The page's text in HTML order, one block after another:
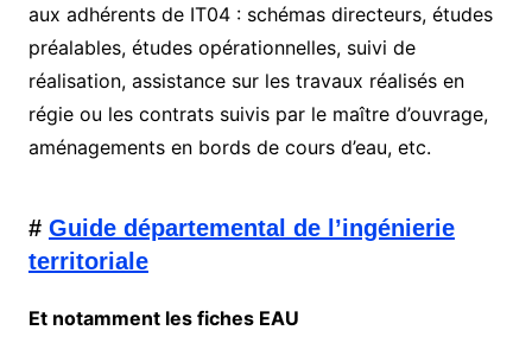
aux adhérents de IT04 : schémas directeurs, études
préalables, études opérationnelles, suivi de
réalisation, assistance sur les travaux réalisés en
régie ou les contrats suivis par le maître d’ouvrage,
aménagements en bords de cours d’eau, etc.
# Guide départemental de l’ingénierie
territoriale
Et notamment les fiches EAU